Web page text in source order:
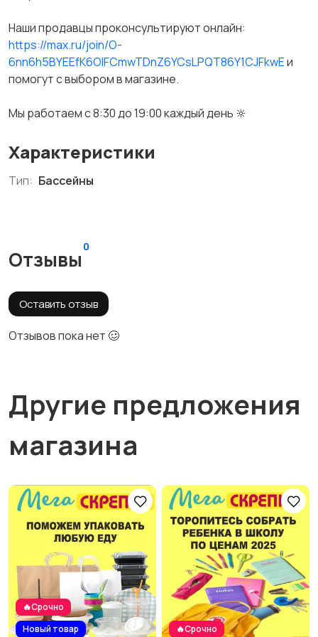
Наши продавцы проконсультируют онлайн:
https://max.ru/join/O-
6nn6h5BYEEfK6OlFCmwTDnZ6YCsLPQT86Y1CJFkwEи
помогут с выбором в магазине.
Мы работаем с 8:30 до 19:00 каждый день 🔆
Характеристики
Тип: Бассейны
Отзывы
0
Оставить отзыв
Отзывов пока нет 🥴
Другие предложения
магазина
🔥Срочно
Новый товар
🔥Срочно